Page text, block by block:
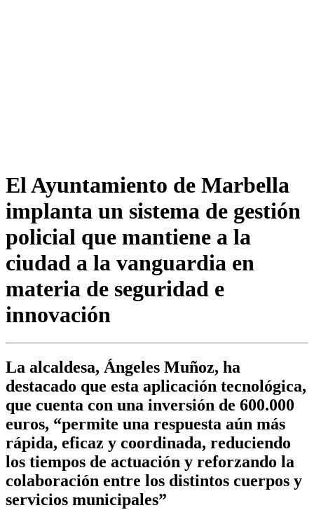
El Ayuntamiento de Marbella
implanta un sistema de gestión
policial que mantiene a la
ciudad a la vanguardia en
materia de seguridad e
innovación
La alcaldesa, Ángeles Muñoz, ha
destacado que esta aplicación tecnológica,
que cuenta con una inversión de 600.000
euros, “permite una respuesta aún más
rápida, eficaz y coordinada, reduciendo
los tiempos de actuación y reforzando la
colaboración entre los distintos cuerpos y
servicios municipales”